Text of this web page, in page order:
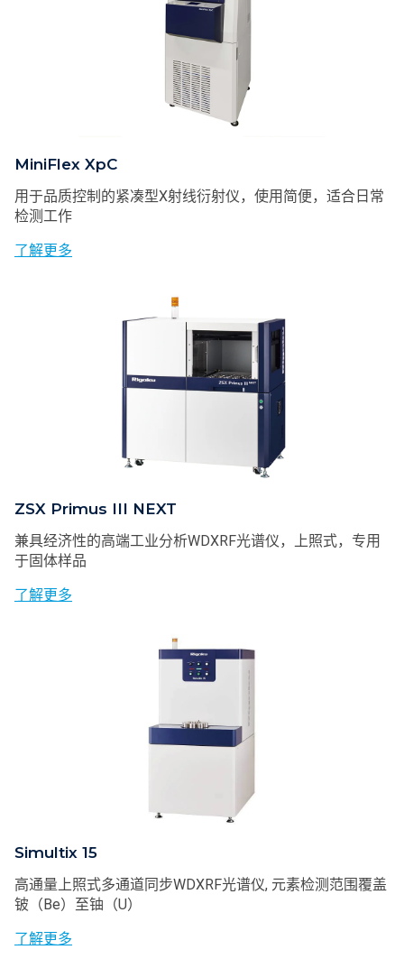
MiniFlex XpC
用于品质控制的紧凑型X射线衍射仪，使用简便，适合日常
检测工作
了解更多
ZSX Primus III NEXT
兼具经济性的高端工业分析WDXRF光谱仪，上照式，专用
于固体样品
了解更多
Simultix 15
高通量上照式多通道同步WDXRF光谱仪, 元素检测范围覆盖
铍（Be）至铀（U）
了解更多